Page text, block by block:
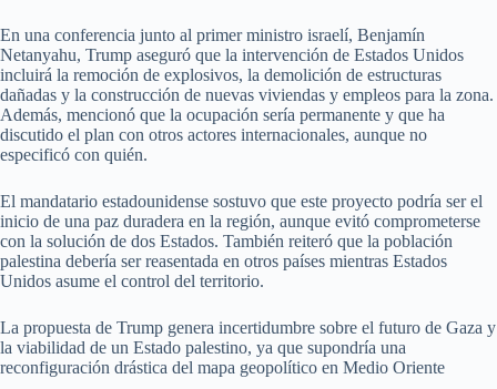
En una conferencia junto al primer ministro israelí, Benjamín
Netanyahu, Trump aseguró que la intervención de Estados Unidos
incluirá la remoción de explosivos, la demolición de estructuras
dañadas y la construcción de nuevas viviendas y empleos para la zona.
Además, mencionó que la ocupación sería permanente y que ha
discutido el plan con otros actores internacionales, aunque no
especificó con quién.
El mandatario estadounidense sostuvo que este proyecto podría ser el
inicio de una paz duradera en la región, aunque evitó comprometerse
con la solución de dos Estados. También reiteró que la población
palestina debería ser reasentada en otros países mientras Estados
Unidos asume el control del territorio.
La propuesta de Trump genera incertidumbre sobre el futuro de Gaza y
la viabilidad de un Estado palestino, ya que supondría una
reconfiguración drástica del mapa geopolítico en Medio Oriente